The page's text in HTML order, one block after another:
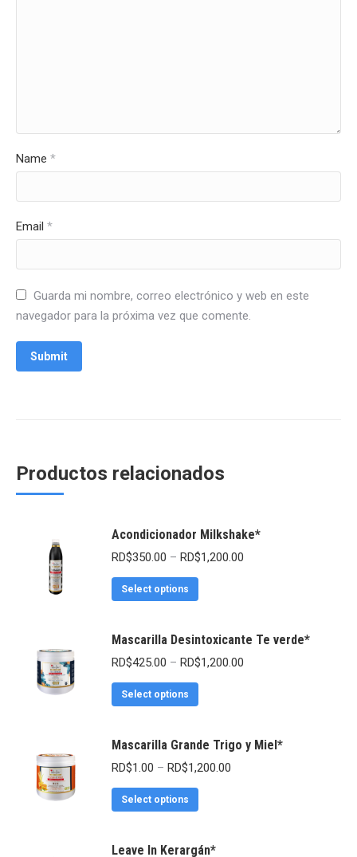
Name *
Email *
Guarda mi nombre, correo electrónico y web en este
navegador para la próxima vez que comente.
Productos relacionados
Acondicionador Milkshake*
RD$350.00 – RD$1,200.00
Select options
Mascarilla Desintoxicante Te verde*
RD$425.00 – RD$1,200.00
Select options
Mascarilla Grande Trigo y Miel*
RD$1.00 – RD$1,200.00
Select options
Leave In Kerargán*